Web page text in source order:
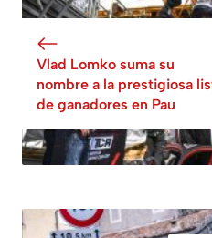
Vlad Lomko suma su
nombre a la prestigiosa
de ganadores en Pau